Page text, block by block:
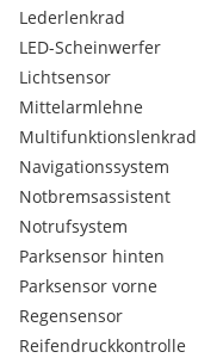
Lederlenkrad
LED-Scheinwerfer
Lichtsensor
Mittelarmlehne
Multifunktionslenkrad
Navigationssystem
Notbremsassistent
Notrufsystem
Parksensor hinten
Parksensor vorne
Regensensor
Reifendruckkontrolle